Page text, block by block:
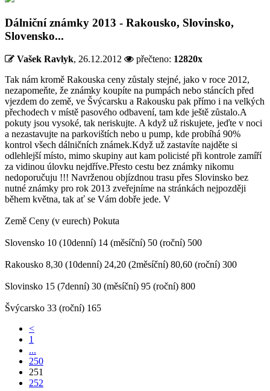
Dálniční známky 2013 - Rakousko, Slovinsko,
Slovensko...
Vašek Ravlyk, 26.12.2012 přečteno: 12820x
Tak nám kromě Rakouska ceny zůstaly stejné, jako v roce 2012,
nezapomeňte, že známky koupíte na pumpách nebo stáncích před
vjezdem do země, ve Švýcarsku a Rakousku pak přímo i na velkých
přechodech v místě pasového odbavení, tam kde ještě zůstalo.A
pokuty jsou vysoké, tak neriskujte. A když už riskujete, jeďte v noci
a nezastavujte na parkovištích nebo u pump, kde probíhá 90%
kontrol všech dálničních známek.Když už zastavíte najděte si
odlehlejší místo, mimo skupiny aut kam policisté při kontrole zamíří
za vidinou úlovku nejdříve.Přesto cestu bez známky nikomu
nedoporučuju !!! Navrženou objízdnou trasu přes Slovinsko bez
nutné známky pro rok 2013 zveřejníme na stránkách nejpozději
během května, tak ať se Vám dobře jede. V
Země Ceny (v eurech) Pokuta
Slovensko 10 (10denní) 14 (měsíční) 50 (roční) 500
Rakousko 8,30 (10denní) 24,20 (2měsíční) 80,60 (roční) 300
Slovinsko 15 (7denní) 30 (měsíční) 95 (roční) 800
Švýcarsko 33 (roční) 165
<
1
...
250
251
252